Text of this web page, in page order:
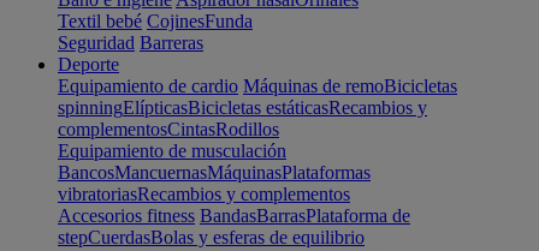
Textil bebé CojinesFunda
Seguridad Barreras
Deporte
Equipamiento de cardio Máquinas de remoBicicletas
spinningElípticasBicicletas estáticasRecambios y
complementosCintasRodillos
Equipamiento de musculación
BancosMancuernasMáquinasPlataformas
vibratoriasRecambios y complementos
Accesorios fitness BandasBarrasPlataforma de
stepCuerdasBolas y esferas de equilibrio